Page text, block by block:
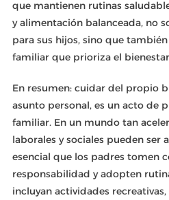
que mantienen rutinas
y alimentación balanceada, no
para sus hijos, sino que
familiar que prioriza el
En resumen: cuidar del propio
asunto personal, es un acto de
familiar. En un mundo tan
laborales y sociales pueden ser
esencial que los padres tomen
responsabilidad y adopten
incluyan actividades